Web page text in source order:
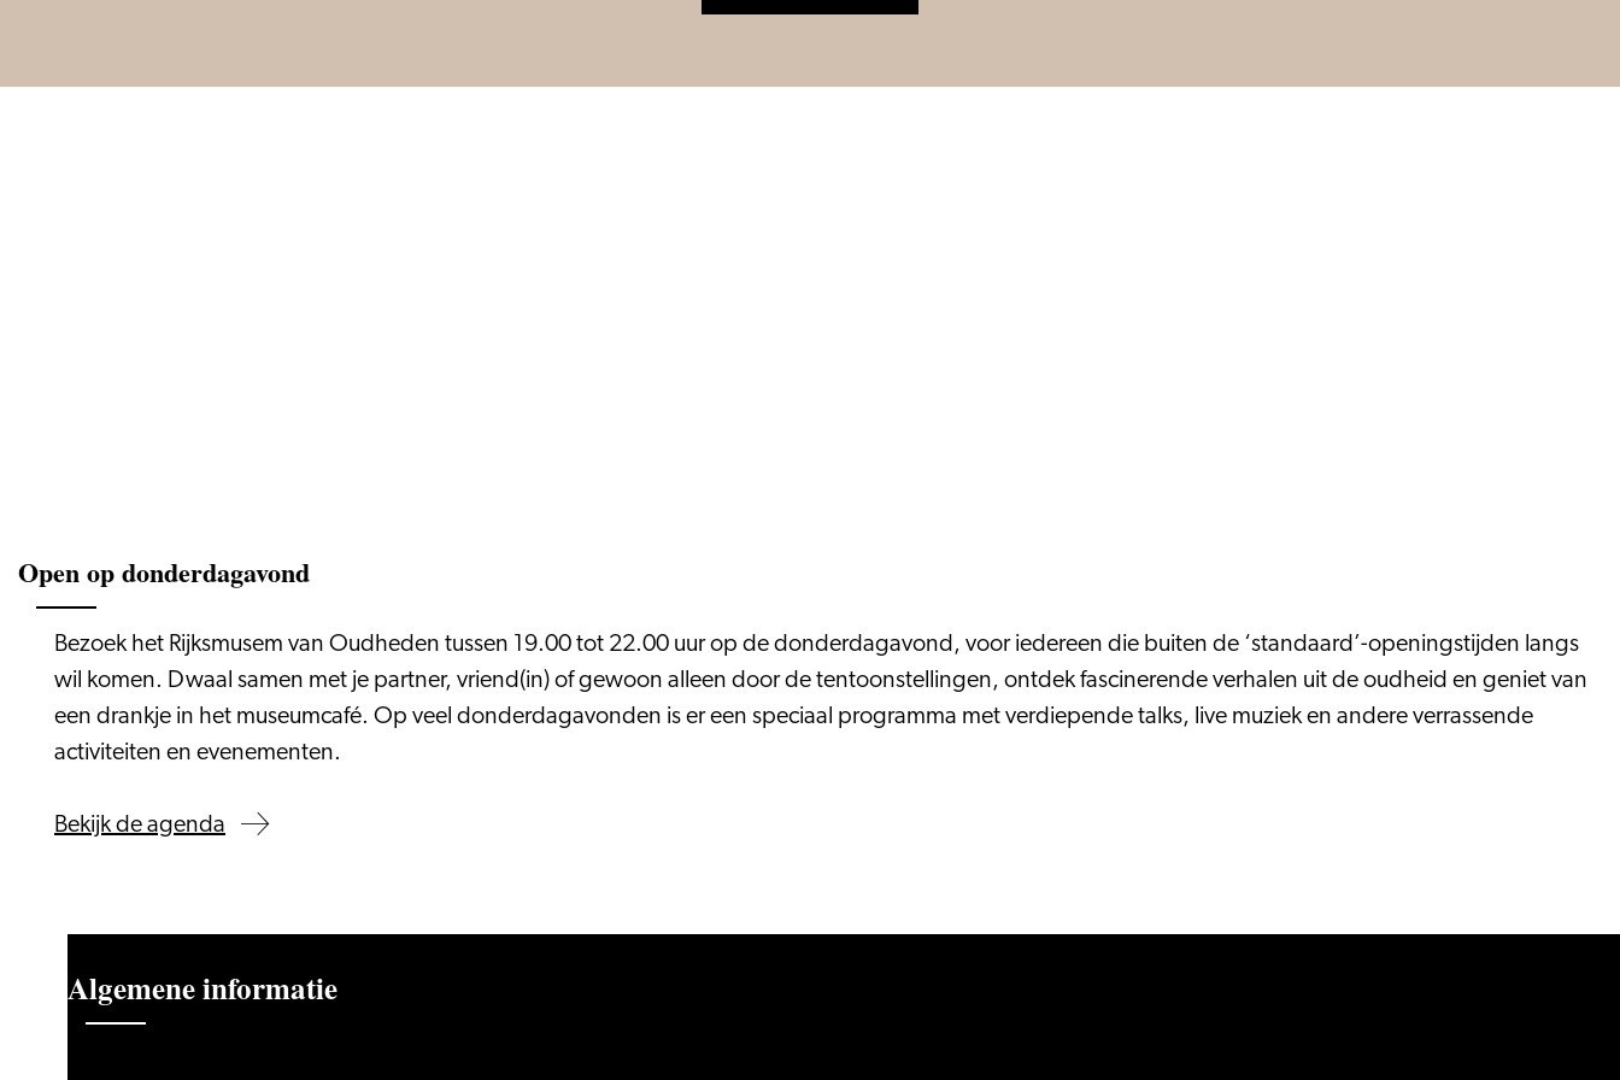
Open op donderdagavond
Bezoek het Rijksmusem van Oudheden tussen 19.00 tot 22.00 uur op de donderdagavond, voor iedereen die buiten de ‘standaard’-openingstijden langs
wil komen. Dwaal samen met je partner, vriend(in) of gewoon alleen door de tentoonstellingen, ontdek fascinerende verhalen uit de oudheid en geniet van
een drankje in het museumcafé. Op veel donderdagavonden is er een speciaal programma met verdiepende talks, live muziek en andere verrassende
activiteiten en evenementen.
Bekijk de agenda
Algemene informatie